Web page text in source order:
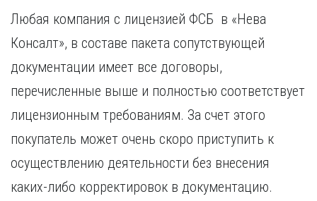
Любая компания с лицензией ФСБ в «Нева
Консалт», в составе пакета сопутствующей
документации имеет все договоры,
перечисленные выше и полностью соответствует
лицензионным требованиям. За счет этого
покупатель может очень скоро приступить к
осуществлению деятельности без внесения
каких-либо корректировок в документацию.